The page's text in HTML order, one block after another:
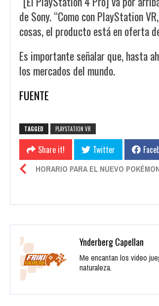
de Sony. “Como con PlayStation
cosas, el producto está en oferta
Es importante señalar que, hasta
los mercados del mundo.
FUENTE
TAGGED PLAYSTATION VR
Share it! Twitter